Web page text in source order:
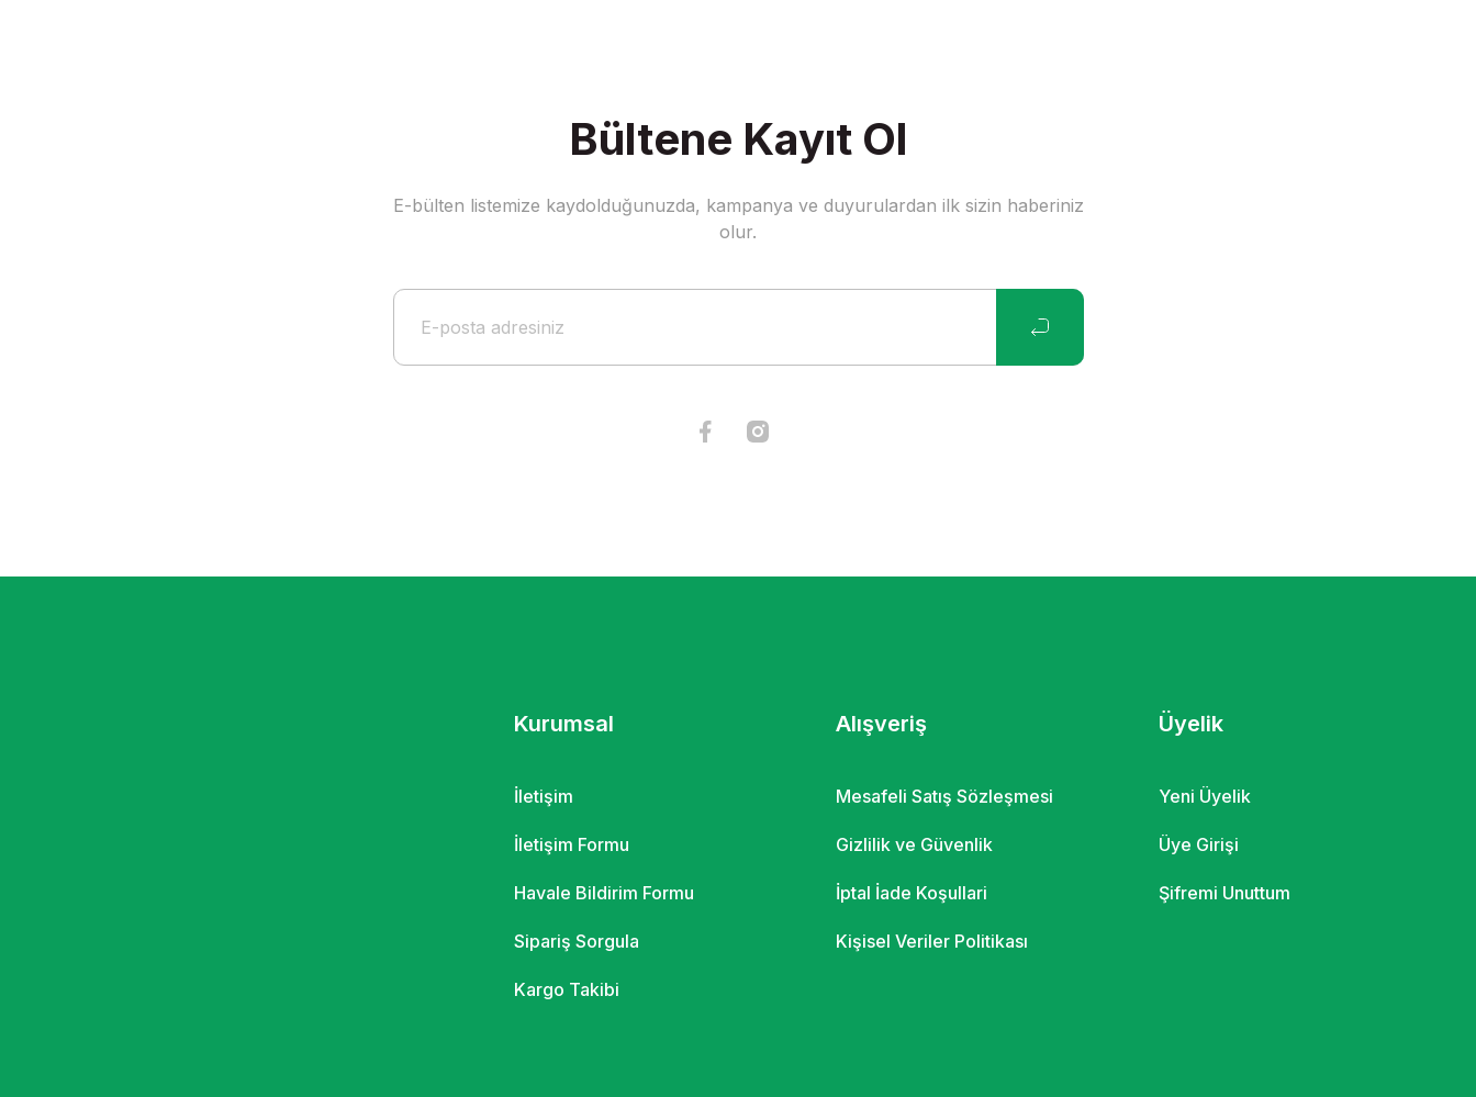
Bültene Kayıt Ol
E-bülten listemize kaydolduğunuzda, kampanya ve duyurulardan ilk sizin haberiniz
olur.
Kurumsal
İletişim
İletişim Formu
Havale Bildirim Formu
Sipariş Sorgula
Kargo Takibi
Alışveriş
Mesafeli Satış Sözleşmesi
Gizlilik ve Güvenlik
İptal İade Koşullari
Kişisel Veriler Politikası
Üyelik
Yeni Üyelik
Üye Girişi
Şifremi Unuttum